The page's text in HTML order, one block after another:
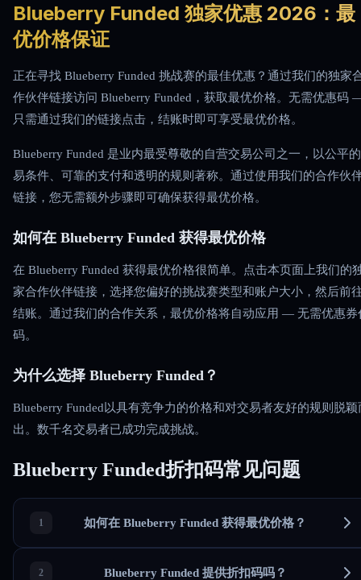
Blueberry Funded 独家优惠 2026：最
优价格保证
正在寻找 Blueberry Funded 挑战赛的最佳优惠？通过我们的独家
作伙伴链接访问 Blueberry Funded，获取最优价格。无需优惠码
只需通过我们的链接点击，结账时即可享受最优价格。
Blueberry Funded 是业内最受尊敬的自营交易公司之一，以公平
易条件、可靠的支付和透明的规则著称。通过使用我们的合作伙
链接，您无需额外步骤即可确保获得最优价格。
如何在 Blueberry Funded 获得最优价格
在 Blueberry Funded 获得最优价格很简单。点击本页面上我们的
家合作伙伴链接，选择您偏好的挑战赛类型和账户大小，然后前
结账。通过我们的合作关系，最优价格将自动应用 — 无需优惠券
码。
为什么选择 Blueberry Funded？
Blueberry Funded以具有竞争力的价格和对交易者友好的规则脱颖
出。数千名交易者已成功完成挑战。
Blueberry Funded折扣码常见问题
如何在 Blueberry Funded 获得最优价格？
Blueberry Funded 提供折扣码吗？